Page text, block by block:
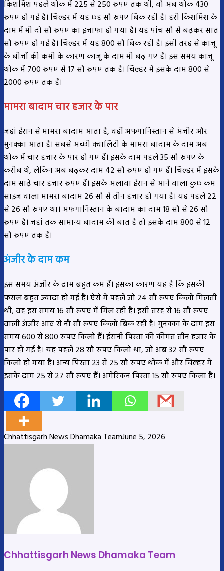
किशमिश पहले थोक में 225 से 250 रुपए तक थी, वो अब थोक 430
रुपए हो गई है। चिल्हर में यह छह सौ रुपए बिक रही है। हरी किशमिश के
दाम में भी दो सौ रुपए का इजाफा हो गया है। यह पांच सौ से बढ़कर सात
सौ रुपए हो गई है। चिल्हर में यह 800 सौ बिक रही है। इसी तरह से काजू
के बीजों की कमी के कारण काजू के दाम भी बढ़ गए हैं। इस समय काजू
थोक में 700 रुपए से 17 सौ रुपए तक है। चिल्हर में इसके दाम 800 से
2000 रुपए तक हैं।
मामरा बादाम चार हजार के पार
जहां ईरान से मामरा बादाम आता है, वहीं अफगानिस्तान से अंजीर और
मुनक्का आता है। सबसे अच्छी क्वालिटी के मामरा बादाम के दाम अब
थोक में चार हजार के पार हो गए हैं। इसके दाम पहले 35 सौ रुपए के
करीब थे, लेकिन अब बढ़कर दाम 42 सौ रुपए हो गए हैं। चिल्हर में इसके
दाम साढ़े चार हजार रुपए हैं। इसके अलावा ईरान से आने वाला कुछ कम
साइज वाला मामरा बादाम 26 सौ से तीन हजार हो गया है। यह पहले 22
से 26 सौ रुपए था। अफगानिस्तान के बादाम का दाम 18 सौ से 26 सौ
रुपए है। जहां तक सामान्य बादाम की बात है तो इसके दाम 800 से 12
सौ रुपए तक हैं।
अंजीर के दाम कम
इस समय अंजीर के दाम बहुत कम हैं। इसका कारण यह है कि इसकी
फसल बहुत ज्यादा हो गई है। ऐसे में पहले जो 24 सौ रुपए किलो मिलती
थी, वह इस समय 16 सौ रुपए में मिल रही है। इसी तरह से 16 सौ रुपए
वाली अंजीर आठ से नौ सौ रुपए किलो बिक रही है। मुनक्का के दाम इस
समय 600 से 800 रुपए किलो हैं। ईरानी पिस्ता की कीमत तीन हजार के
पार हो गई है। यह पहले 28 सौ रुपए किलो था, जो अब 32 सौ रुपए
किलो हो गया है। अन्य पिस्ता 23 से 25 सौ रुपए थोक में और चिल्हर में
इसके दाम 25 से 27 सौ रुपए हैं। अमेरिकन पिस्ता 15 सौ रुपए किला है।
Chhattisgarh News Dhamaka TeamJune 5, 2026
Chhattisgarh News Dhamaka Team